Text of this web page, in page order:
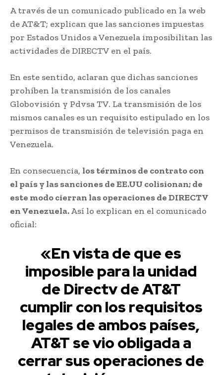
A través de un comunicado publicado en la web
de AT&T; explican que las sanciones impuestas
por Estados Unidos a Venezuela imposibilitan las
actividades de DIRECTV en el país.
En este sentido, aclaran que dichas sanciones
prohíben la transmisión de los canales
Globovisión y Pdvsa TV. La transmisión de los
mismos canales es un requisito estipulado en los
permisos de transmisión de televisión paga en
Venezuela.
En consecuencia, los términos de contrato con
el país y las sanciones de EE.UU colisionan; de
este modo cierran las operaciones de DIRECTV
en Venezuela.Así lo explican en el comunicado
oficial:
«En vista de que es
imposible para la unidad
de Directv de AT&T
cumplir con los requisitos
legales de ambos países,
AT&T se vio obligada a
cerrar sus operaciones de